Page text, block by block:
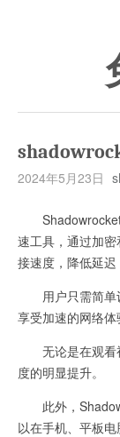
2024年5月23日
Shadowrocket
速工具，通过加
接速度，降低延迟
用户只需简单
享受加速的网络体
无论是在观看
度的明显提升。
此外，
以在手机、平板